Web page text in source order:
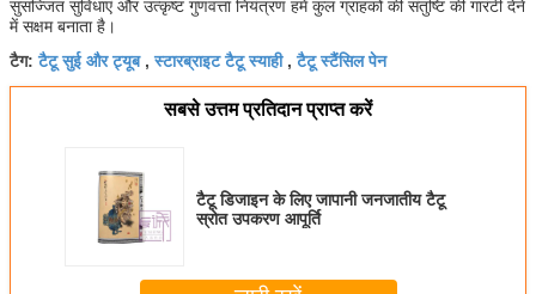
सुसज्जित सुविधाएं और उत्कृष्ट गुणवत्ता नियंत्रण हमें कुल ग्राहकों की संतुष्टि की गारंटी देने
में सक्षम बनाता है।
टैग:टैटू सुई और ट्यूब,स्टारब्राइट टैटू स्याही,टैटू स्टैंसिल पेन
सबसे उत्तम प्रतिदान प्राप्त करें
टैटू डिजाइन के लिए जापानी जनजातीय टैटू
स्रोत उपकरण आपूर्ति